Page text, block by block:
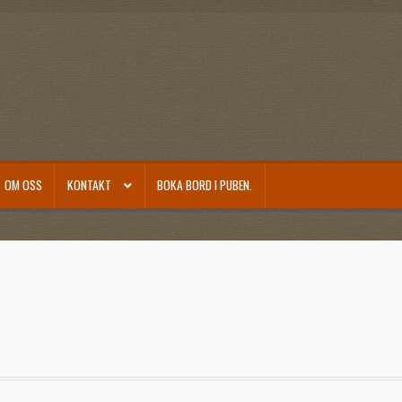
OM OSS KONTAKT BOKA BORD I PUBEN.